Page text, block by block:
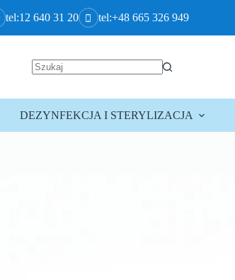
tel:12 640 31 20 tel:+48 665 326 949
DEZYNFEKCJA I STERYLIZACJA